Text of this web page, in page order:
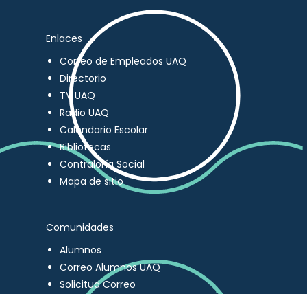
Enlaces
Correo de Empleados UAQ
Directorio
TV UAQ
Radio UAQ
Calendario Escolar
Bibliotecas
Contraloría Social
Mapa de sitio
Comunidades
Alumnos
Correo Alumnos UAQ
Solicitud Correo